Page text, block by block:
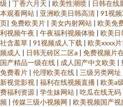
级 | 丁香六月天 | 欧美性潮喷 | 日韩在线
本观看网站 | 亚洲欧美日韩高清 | 91视
页| 免费欧美片 | 美女内射网站 | 欧美免
利视频午夜 | 午夜福利视频体验 | 欧美日
社含羞草 | 91视频成人下载 | 欧美xxxx片|
频成人 | 日韩无砖区二区a | 免费视频片
国产精品一级在线 | 成人国产中文欧美 |
免费看片 | 伦理欧美在线 | 三级另类网址
新视觉影视 | 福利在线视频直播 | 欧美a
费福利资源 | 学生妹网站 | 吃瓜在线无码
频 | 传媒三级小视频网 | 欧美视频国产视